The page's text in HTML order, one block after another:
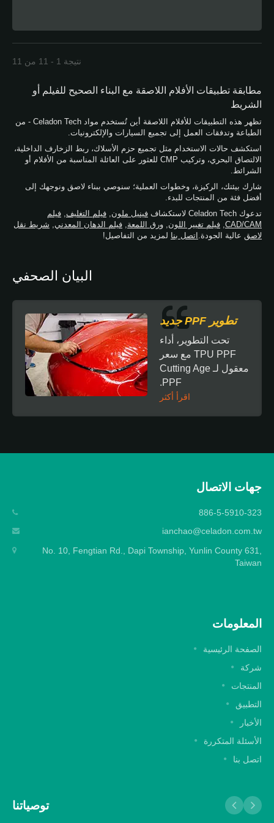
نتيجة 1 - 11 من 11
مطابقة تطبيقات الأفلام اللاصقة مع البناء الصحيح للفيلم أو
الشريط
تظهر هذه التطبيقات للأفلام اللاصقة أين تُستخدم مواد Celadon Tech - من
الطباعة وتدفقات العمل إلى تجميع السيارات والإلكترونيات.
استكشف حالات الاستخدام مثل تجميع حزم الأسلاك، ربط الزخارف الداخلية،
الالتصاق البحري، وتركيب CMP للعثور على العائلة المناسبة من الأفلام أو
الشرائط.
شارك بيئتك، الركيزة، وخطوات العملية؛ سنوصي ببناء لاصق ونوجهك إلى
أفضل فئة من المنتجات للبدء.
تدعوك Celadon Tech لاستكشاف
فينيل ملون, فيلم التغليف, فيلم
CAD/CAM
, فيلم تغيير اللون, ورق اللمعة, فيلم الدهان المعدني , شريط نقل
لاصق عالية الجودة.اتصل بنالمزيد من التفاصيل!
البيان الصحفي
تطوير PPF جديد
تحت التطوير، أداء
TPU PPF مع سعر
معقول لـ Cutting Age
PPF.
اقرأ أكثر
جهات الاتصال
886-5-5910-323
ianchao@celadon.com.tw
No. 10, Fengtian Rd., Dapi Township, Yunlin County 631,
Taiwan
المعلومات
الصفحة الرئيسية
شركة
المنتجات
التطبيق
الأخبار
الأسئلة المتكررة
اتصل بنا
توصياتنا